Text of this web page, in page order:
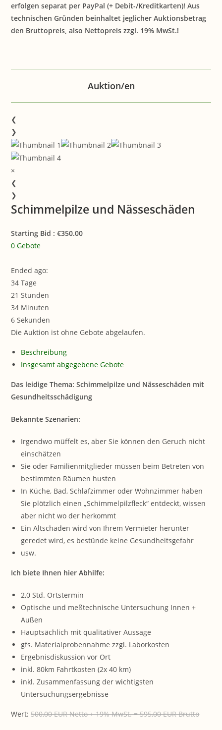
erfolgen separat per PayPal (+ Debit-/Kreditkarten)! Aus
technischen Gründen beinhaltet jeglicher Auktionsbetrag
den Bruttopreis, also Nettopreis zzgl. 19% MwSt.!
Auktion/en
❮
❯
×
❮
❯
Schimmelpilze und Nässeschäden
Starting Bid : €350.00
0 Gebote
Ended ago:
34 Tage
21 Stunden
34 Minuten
6 Sekunden
Die Auktion ist ohne Gebote abgelaufen.
Beschreibung
Insgesamt abgegebene Gebote
Das leidige Thema: Schimmelpilze und Nässeschäden mit
Gesundheitsschädigung
Bekannte Szenarien:
Irgendwo müffelt es, aber Sie können den Geruch nicht
einschätzen
Sie oder Familienmitglieder müssen beim Betreten von
bestimmten Räumen husten
In Küche, Bad, Schlafzimmer oder Wohnzimmer haben
Sie plötzlich einen „Schimmelpilzfleck“ entdeckt, wissen
aber nicht wo der herkommt
Ein Altschaden wird von Ihrem Vermieter herunter
geredet wird, es bestünde keine Gesundheitsgefahr
usw.
Ich biete Ihnen hier Abhilfe:
2,0 Std. Ortstermin
Optische und meßtechnische Untersuchung Innen +
Außen
Hauptsächlich mit qualitativer Aussage
gfs. Materialprobennahme zzgl. Laborkosten
Ergebnisdiskussion vor Ort
inkl. 80km Fahrtkosten (2x 40 km)
inkl. Zusammenfassung der wichtigsten
Untersuchungsergebnisse
Wert:500,00 EUR Netto + 19% MwSt. = 595,00 EUR Brutto